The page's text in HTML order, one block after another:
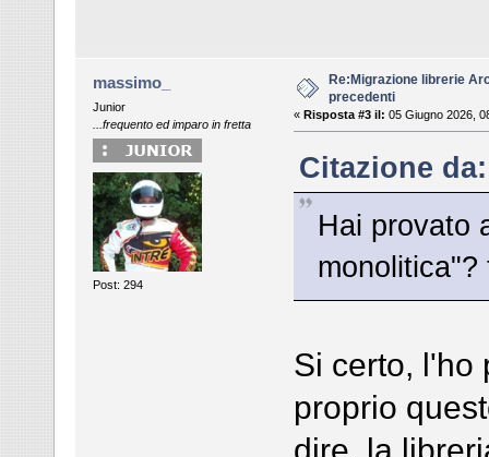
massimo_
Junior
...frequento ed imparo in fretta
Post: 294
Re:Migrazione librerie
precedenti
« Risposta #3 il: 05 Giugno 2026,
Citazione
Hai provato
Si certo, l'ho
proprio